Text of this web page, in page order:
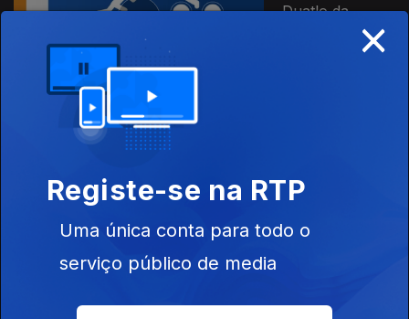
Duatlo da
Malhada Sorda
Duatlo de
Famalicão 2025
×
Registe-se na RTP
Uma única conta para todo o
serviço público de media